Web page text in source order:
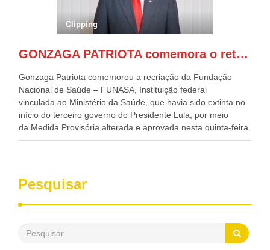
atualmente Superintendente da SUDENE, Danilo Cabral, da
Governadora de Pernambuco, Raquel Lyra, os ministros da
Casa Civil, Rui Costa, e da Integração e do Desenvolvimento
de todo Nordeste que também ajudam a fomentar o
Clipping
GONZAGA PATRIOTA comemora o retorno da FUNASA
Gonzaga Patriota comemorou a recriação da Fundação
Nacional de Saúde – FUNASA, Instituição federal
vinculada ao Ministério da Saúde, que havia sido extinta no
início do terceiro governo do Presidente Lula, por meio
da Medida Provisória alterada e aprovada nesta quinta-feira,
pelo Congresso Nacional. Gonzaga Patriota disse hoje em
desenvolvimento dos seus municípios e, somente o ano
passado, essa Fundação distribuiu mais de três bilhões de
reais, com suas maravilhosas ações, dentre alas, mais de
saneamento básico, em pequenas comunidades rurais.
Patriota disse ainda que, mesmo sem mandato,
Pesquisar